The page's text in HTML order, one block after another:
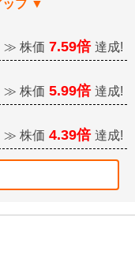
≫ 株価 7.59倍 達成!
≫ 株価 5.99倍 達成!
≫ 株価 4.39倍 達成!